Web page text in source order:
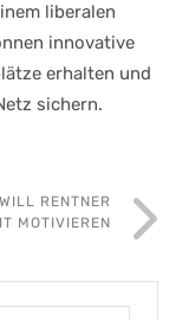
liberalen
innovative
erhalten und
sichern.
RENTNER
MOTIVIEREN